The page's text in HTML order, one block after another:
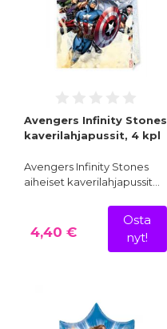
Avengers Infinity Stones
kaverilahjapussit, 4 kpl
Avengers Infinity Stones
aiheiset kaverilahjapussit…
4,40 €
Osta
nyt!